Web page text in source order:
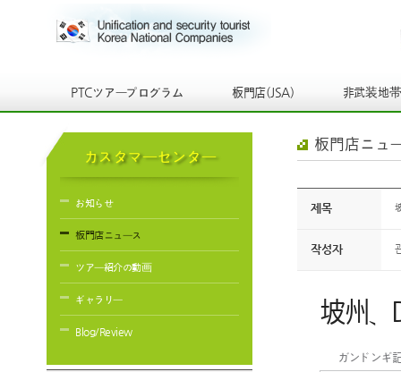
PTCツアープログラム 板門店(JSA) 非武装地帯
カスタマーセンター
お知らせ
板門店ニュース
ツアー紹介の動画
ギャラリー
Blog/Review
板門店ニュ
제목
작성자
坡州、
ガンドンギ